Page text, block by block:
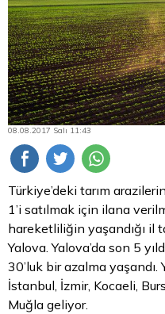
08.08.2017 Salı 11:43
Türkiye’deki tarım
1’i satılmak için ilana
hareketliliğin yaşandığı il
Yalova. Yalova’da son 5
30’luk bir azalma yaşandı.
İstanbul, İzmir, Kocaeli,
Muğla geliyor.